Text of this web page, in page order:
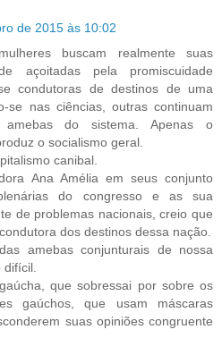
de 2015 às 10:02
buscam realmente suas
açoitadas pela promiscuidade
condutoras de destinos de uma
se nas ciências, outras continuam
do sistema. Apenas o
o socialismo geral.
canibal.
Ana Amélia em seus conjunto
do congresso e as sua
de problemas nacionais, creio que
dos destinos dessa nação.
amebas conjunturais de nossa
difícil.
que sobressai por sobre os
gaúchos, que usam máscaras
suas opiniões congruente